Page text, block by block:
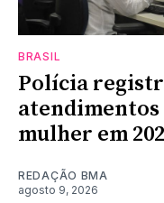
BRASIL
Polícia
atendimentos
mulher em
REDAÇÃO BMA
agosto 9, 2026